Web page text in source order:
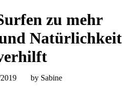
zu mehr
Natürlichkeit
by Sabine